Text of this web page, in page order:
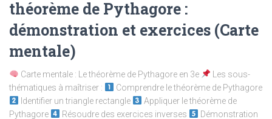
théorème de Pythagore :
démonstration et exercices (Carte
mentale)
Carte mentale : Le théorème de Pythagore en 3e
Les sous-
thématiques à maîtriser :
Comprendre le théorème de Pythagore
Identifier un triangle rectangle
Appliquer le théorème de
Pythagore
Résoudre des exercices inverses Démonstration